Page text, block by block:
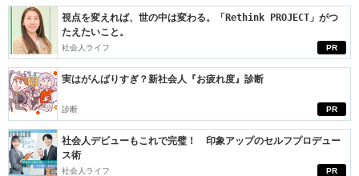
PR
視点を変えれば、世の中は変わる。「Rethink PROJECT」がつ
たえたいこと。
社会人ライフ
PR
実はがんばりすぎ？新社会人『お疲れ度』診断
診断
PR
社会人デビューもこれで完璧！ 印象アップのセルフプロデュー
ス術
社会人ライフ